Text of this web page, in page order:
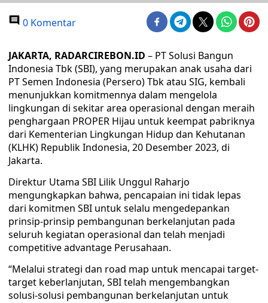
0 Komentar
JAKARTA, RADARCIREBON.ID – PT Solusi Bangun
Indonesia Tbk (SBI), yang merupakan anak usaha dari
PT Semen Indonesia (Persero) Tbk atau SIG, kembali
menunjukkan komitmennya dalam mengelola
lingkungan di sekitar area operasional dengan meraih
penghargaan PROPER Hijau untuk keempat pabriknya
dari Kementerian Lingkungan Hidup dan Kehutanan
(KLHK) Republik Indonesia, 20 Desember 2023, di
Jakarta.
Direktur Utama SBI Lilik Unggul Raharjo
mengungkapkan bahwa, pencapaian ini tidak lepas
dari komitmen SBI untuk selalu mengedepankan
prinsip-prinsip pembangunan berkelanjutan pada
seluruh kegiatan operasional dan telah menjadi
competitive advantage Perusahaan.
“Melalui strategi dan road map untuk mencapai target-
target keberlanjutan, SBI telah mengembangkan
solusi-solusi pembangunan berkelanjutan untuk